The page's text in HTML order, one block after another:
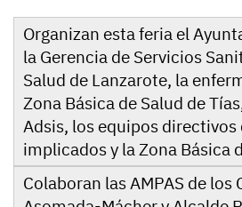
Organizan esta feria el
la Gerencia de Servicios
Salud de Lanzarote, la
Zona Básica de Salud de
Adsis, los equipos directivos
implicados y la Zona Básica
Colaboran las AMPAS de los